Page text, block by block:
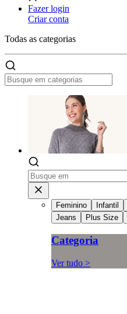
Fazer login
Criar conta
Todas as categorias
Feminino Infantil
Jeans
Plus Size
Categoria
Ver tudo >